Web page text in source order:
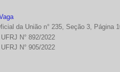
da União n° 235, Seção 3, Página
N° 892/2022
N° 905/2022